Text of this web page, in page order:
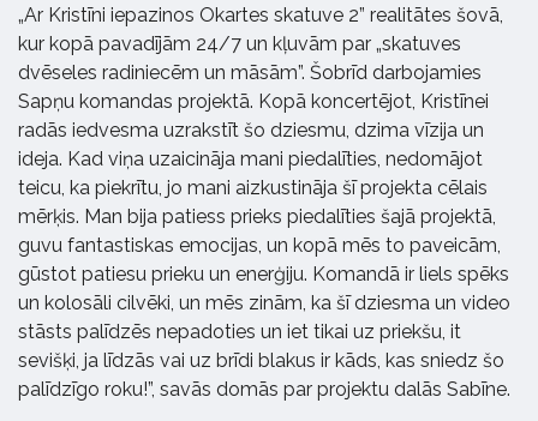
„Ar Kristīni iepazinos Okartes skatuve 2” realitātes šovā,
kur kopā pavadījām 24/7 un kļuvām par „skatuves
dvēseles radiniecēm un māsām”. Šobrīd darbojamies
Sapņu komandas projektā. Kopā koncertējot, Kristīnei
radās iedvesma uzrakstīt šo dziesmu, dzima vīzija un
ideja. Kad viņa uzaicināja mani piedalīties, nedomājot
teicu, ka piekrītu, jo mani aizkustināja šī projekta cēlais
mērķis. Man bija patiess prieks piedalīties šajā projektā,
guvu fantastiskas emocijas, un kopā mēs to paveicām,
gūstot patiesu prieku un enerģiju. Komandā ir liels spēks
un kolosāli cilvēki, un mēs zinām, ka šī dziesma un video
stāsts palīdzēs nepadoties un iet tikai uz priekšu, it
sevišķi, ja līdzās vai uz brīdi blakus ir kāds, kas sniedz šo
palīdzīgo roku!”, savās domās par projektu dalās Sabīne.